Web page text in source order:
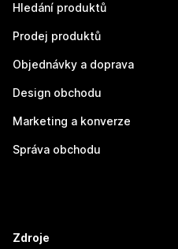
Hledání produktů
Prodej produktů
Objednávky a doprava
Design obchodu
Marketing a konverze
Správa obchodu
Zdroje